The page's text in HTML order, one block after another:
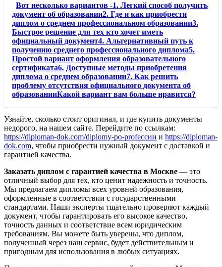
Вот несколько вариантов -1. Легкий способ получить
документ об образовании2. Где и как приобрести
диплом о среднем профессиональном образовании3.
Быстрое решение для тех кто хочет иметь
официальный документ4. Альтернативный путь к
получению среднего профессионального диплома5.
Простой вариант оформления образовательного
сертификата6. Доступные методы приобретения
диплома о среднем образовании7. Как решить
проблему отсутствия официального документа об
образованииКакой вариант вам больше нравится?
Узнайте, сколько стоит оригинал, и где купить документы
недорого, на нашем сайте. Перейдите по ссылкам:
https://diploman-dok.com/diplomy-po-profессии и https://diploman-
dok.com, чтобы приобрести нужный документ с доставкой и
гарантией качества.
Заказать диплом с гарантией качества в Москве — это
отличный выбор для тех, кто ценит надежность и точность.
Мы предлагаем дипломы всех уровней образования,
оформленные в соответствии с государственными
стандартами. Наши эксперты тщательно проверяют каждый
документ, чтобы гарантировать его высокое качество,
точность данных и соответствие всем юридическим
требованиям. Вы можете быть уверены, что диплом,
полученный через наш сервис, будет действительным и
пригодным для использования в любых ситуациях.